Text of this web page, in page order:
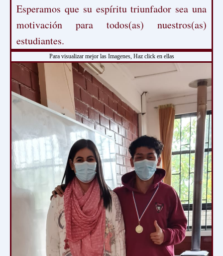
Esperamos que su espíritu triunfador sea una
motivación para todos(as) nuestros(as)
estudiantes.
Para visualizar mejor las Imagenes, Haz click en ellas